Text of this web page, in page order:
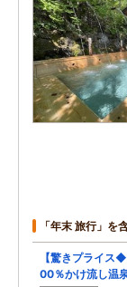
「年末 旅行」を
【驚きプライス
00％かけ流し温